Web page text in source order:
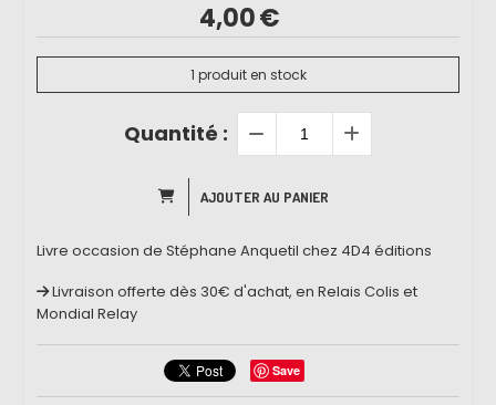
4,00€
1 produit en stock
Quantité :
AJOUTER AU PANIER
Livre occasion de Stéphane Anquetil chez 4D4 éditions
Livraison offerte dès 30€ d'achat, en Relais Colis et
Mondial Relay
Save